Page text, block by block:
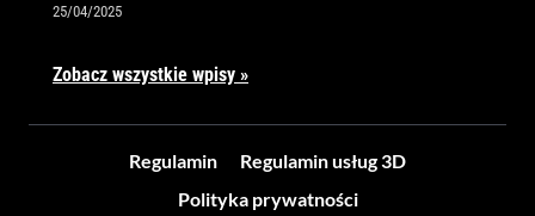
25/04/2025
Zobacz wszystkie wpisy »
Regulamin
Regulamin usług 3D
Polityka prywatności